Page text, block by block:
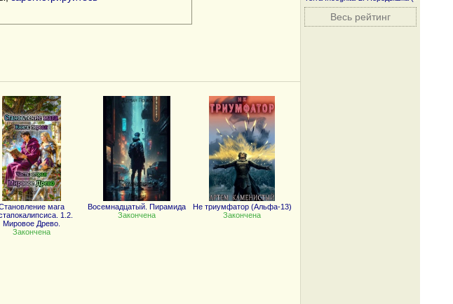
мага
1.2.
Мировое Древо.
Закончена
Восемнадцатый. Пирамида
Закончена
Не триумфатор (Альфа-13)
Закончена
Весь рейтинг